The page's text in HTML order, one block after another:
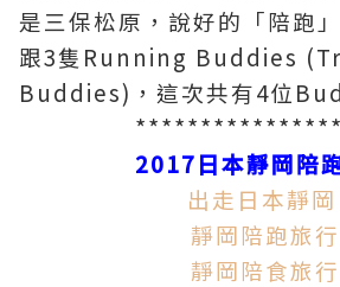
是三保松原，說好的「陪跑
跟3隻Running Buddies
Buddies)，這次共有4位
2017日本靜岡陪
出走日本靜岡
靜岡陪跑旅行
靜岡陪食旅行